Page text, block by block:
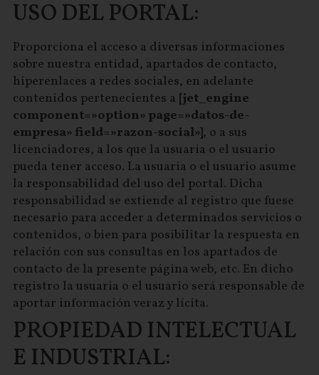
USO DEL PORTAL:
Proporciona el acceso a diversas informaciones
sobre nuestra entidad, apartados de contacto,
hiperenlaces a redes sociales, en adelante
contenidos pertenecientes a [jet_engine
component=»option» page=»datos-de-
empresa» field=»razon-social»], o a sus
licenciadores, a los que la usuaria o el usuario
pueda tener acceso. La usuaria o el usuario asume
la responsabilidad del uso del portal. Dicha
responsabilidad se extiende al registro que fuese
necesario para acceder a determinados servicios o
contenidos, o bien para posibilitar la respuesta en
relación con sus consultas en los apartados de
contacto de la presente página web, etc. En dicho
registro la usuaria o el usuario será responsable de
aportar información veraz y lícita.
PROPIEDAD INTELECTUAL
E INDUSTRIAL: